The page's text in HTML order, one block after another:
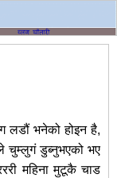
लडौं भनेको होइन है,
चुम्लुगं डुब्नुभएको भए
महिना मुटूकै चाड